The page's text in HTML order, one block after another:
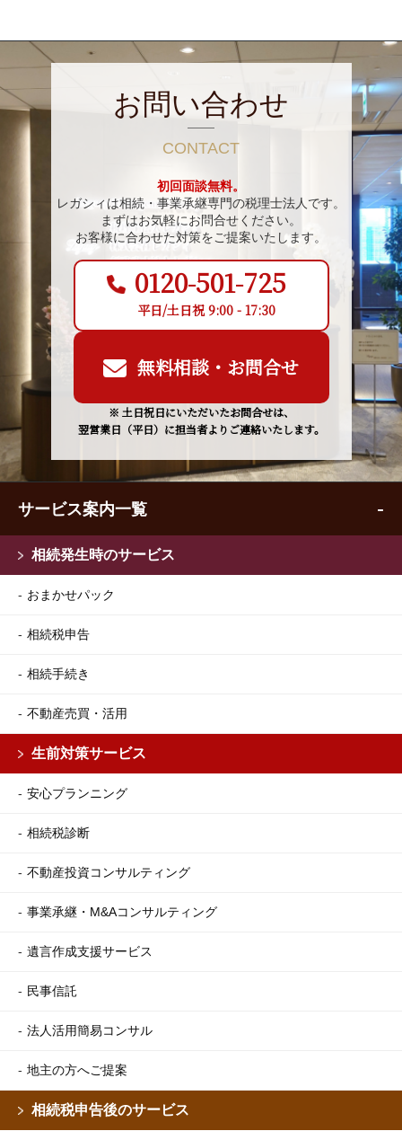
お問い合わせ
CONTACT
初回面談無料。
レガシィは相続・事業承継専門の税理士法人です。
まずはお気軽にお問合せください。
お客様に合わせた対策をご提案いたします。
0120-501-725
平日/土日祝 9:00 - 17:30
無料相談・お問合せ
※ 土日祝日にいただいたお問合せは、
翌営業日（平日）に担当者よりご連絡いたします。
サービス案内一覧
相続発生時のサービス
おまかせパック
相続税申告
相続手続き
不動産売買・活用
生前対策サービス
安心プランニング
相続税診断
不動産投資コンサルティング
事業承継・M&Aコンサルティング
遺言作成支援サービス
民事信託
法人活用簡易コンサル
地主の方へご提案
相続税申告後のサービス